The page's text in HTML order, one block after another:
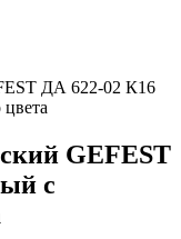
ДА 622-02 К16
GEFEST
с